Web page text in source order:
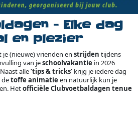
- Elke dag
en plezier
je (nieuwe) vrienden en strijden tijdens
van jeschoolvakantie in 2026
alle‘tips & tricks’ krijg je iedere dag
detoffe animatie en natuurlijk kun je
Hetofficiële Clubvoetbaldagen tenue